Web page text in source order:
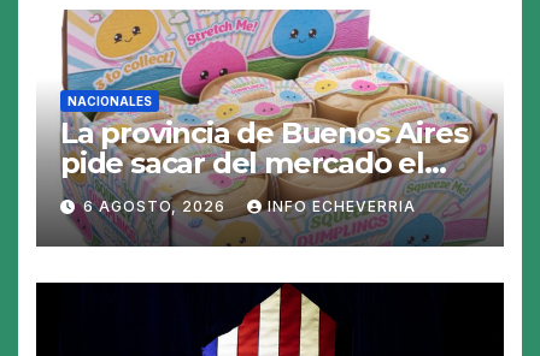
NACIONALES
La provincia de Buenos Aires
pide sacar del mercado el
«Squeezy Dumpling», un
juguete «tóxico»
6 AGOSTO, 2026 INFO ECHEVERRIA